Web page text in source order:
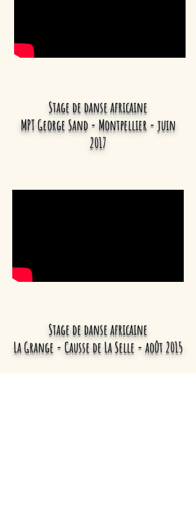
Stage de danse africaine
MPT George Sand - Montpellier - juin
2017
Stage de danse africaine
La Grange - Causse de La Selle - août 2015